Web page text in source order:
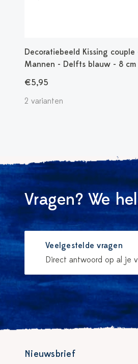
Decoratiebeeld Kissing couple
Mannen - Delfts blauw - 8 cm
€5,95
2 varianten
Vragen? We
Veelgestelde vragen
Direct antwoord op al je
Nieuwsbrief